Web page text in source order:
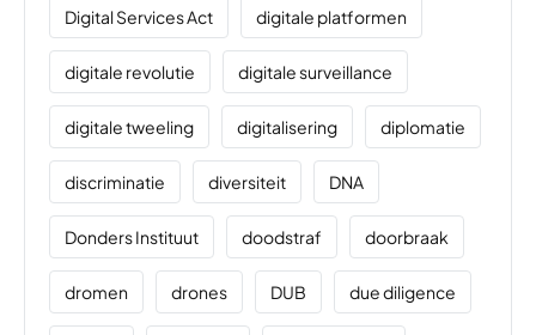
Digital Services Act digitale platformen
digitale revolutie digitale surveillance
digitale tweeling digitalisering diplomatie
discriminatie diversiteit DNA
Donders Instituut doodstraf doorbraak
dromen drones DUB due diligence